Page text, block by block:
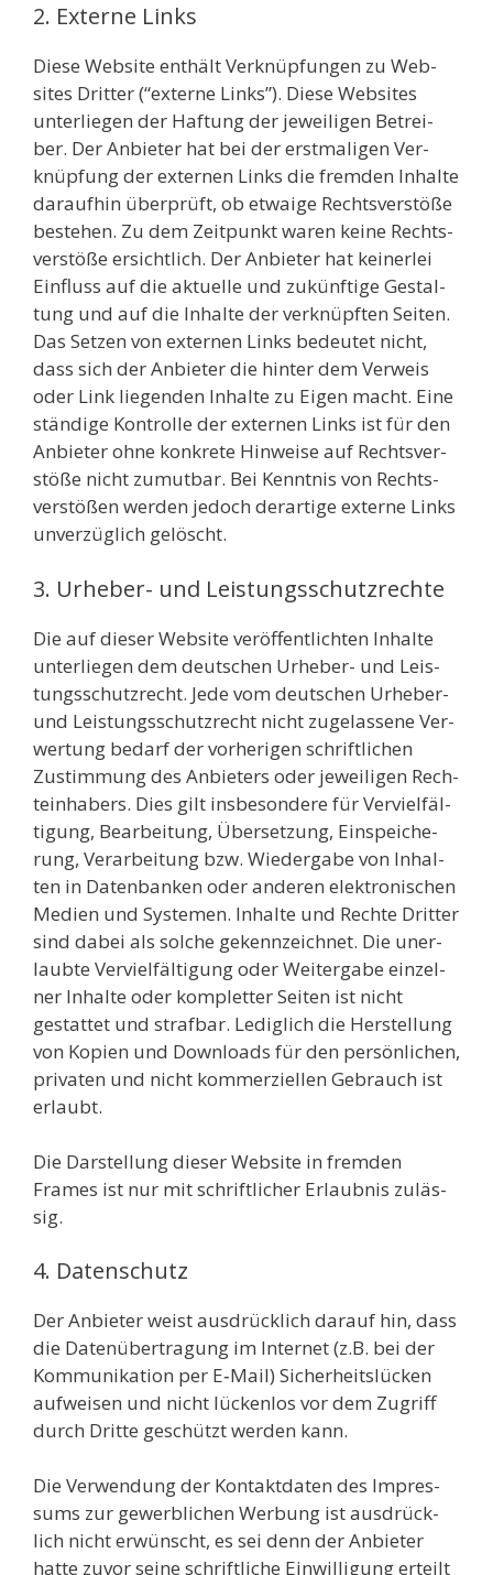
2. Externe Links
Die­se Web­site ent­hält Ver­knüp­fun­gen zu Web­
sites Drit­ter (“exter­ne Links”). Die­se Web­sites
unter­lie­gen der Haf­tung der jewei­li­gen Betrei­
ber. Der Anbie­ter hat bei der erst­ma­li­gen Ver­
knüp­fung der exter­nen Links die frem­den Inhal­te
dar­auf­hin über­prüft, ob etwa­ige Rechts­ver­stö­ße
bestehen. Zu dem Zeit­punkt waren kei­ne Rechts­
ver­stö­ße ersicht­lich. Der Anbie­ter hat kei­ner­lei
Ein­fluss auf die aktu­el­le und zukünf­ti­ge Gestal­
tung und auf die Inhal­te der ver­knüpf­ten Sei­ten.
Das Set­zen von exter­nen Links bedeu­tet nicht,
dass sich der Anbie­ter die hin­ter dem Ver­weis
oder Link lie­gen­den Inhal­te zu Eigen macht. Eine
stän­di­ge Kon­trol­le der exter­nen Links ist für den
Anbie­ter ohne kon­kre­te Hin­wei­se auf Rechts­ver­
stö­ße nicht zumut­bar. Bei Kennt­nis von Rechts­
ver­stö­ßen wer­den jedoch der­ar­ti­ge exter­ne Links
unver­züg­lich gelöscht.
3. Urheber- und Leistungsschutzrechte
Die auf die­ser Web­site ver­öf­fent­lich­ten Inhal­te
unter­lie­gen dem deut­schen Urhe­ber- und Leis­
tungs­schutz­recht. Jede vom deut­schen Urhe­ber-
und Leis­tungs­schutz­recht nicht zuge­las­se­ne Ver­
wer­tung bedarf der vor­he­ri­gen schrift­li­chen
Zustim­mung des Anbie­ters oder jewei­li­gen Rech­
te­inha­bers. Dies gilt ins­be­son­de­re für Ver­viel­fäl­
ti­gung, Bear­bei­tung, Über­set­zung, Ein­spei­che­
rung, Ver­ar­bei­tung bzw. Wie­der­ga­be von Inhal­
ten in Daten­ban­ken oder ande­ren elek­tro­ni­schen
Medi­en und Sys­te­men. Inhal­te und Rech­te Drit­ter
sind dabei als sol­che gekenn­zeich­net. Die uner­
laub­te Ver­viel­fäl­ti­gung oder Wei­ter­ga­be ein­zel­
ner Inhal­te oder kom­plet­ter Sei­ten ist nicht
gestat­tet und straf­bar. Ledig­lich die Her­stel­lung
von Kopien und Down­loads für den per­sön­li­chen,
pri­va­ten und nicht kom­mer­zi­el­len Gebrauch ist
erlaubt.
Die Dar­stel­lung die­ser Web­site in frem­den
Frames ist nur mit schrift­li­cher Erlaub­nis zuläs­
sig.
4. Datenschutz
Der Anbie­ter weist aus­drück­lich dar­auf hin, dass
die Daten­über­tra­gung im Inter­net (z.B. bei der
Kom­mu­ni­ka­ti­on per E‑Mail) Sicher­heits­lü­cken
auf­wei­sen und nicht lücken­los vor dem Zugriff
durch Drit­te geschützt wer­den kann.
Die Ver­wen­dung der Kon­takt­da­ten des Impres­
sums zur gewerb­li­chen Wer­bung ist aus­drück­
lich nicht erwünscht, es sei denn der Anbie­ter
hat­te zuvor sei­ne schrift­li­che Ein­wil­li­gung erteilt